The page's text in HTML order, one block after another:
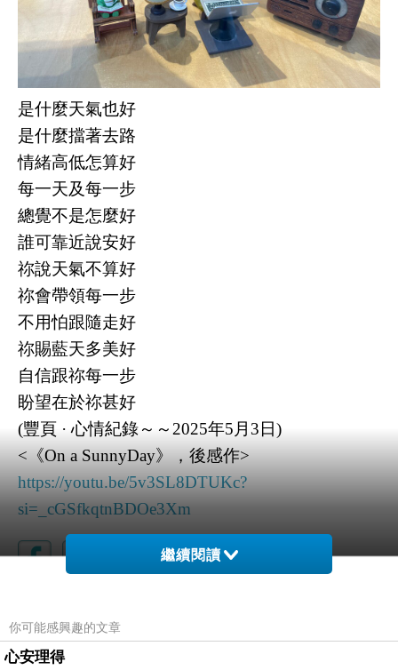
是什麼天氣也好
是什麼擋著去路
情緒高低怎算好
每一天及每一步
總覺不是怎麼好
誰可靠近說安好
祢說天氣不算好
祢會帶領每一步
不用怕跟隨走好
祢賜藍天多美好
自信跟祢每一步
盼望在於祢甚好
(豐頁 · 心情紀錄～～2025年5月3日)
<《On a SunnyDay》，後感作>
https://youtu.be/5v3SL8DTUKc?
si=_cGSfkqtnBDOe3Xm
上一篇： 《Live The Way I Want》
下一篇：
繼續閱讀
你可能感興趣的文章
心安理得